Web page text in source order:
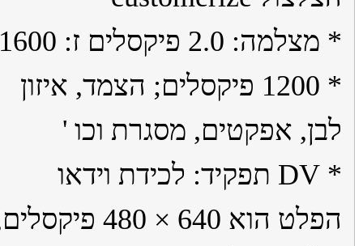
* מצלמה: 2.0 פיקסלים ז: 1600
* 1200 פיקסלים; הצמד, איזון
אפקטים, מסגרת וכו '
* DV תפקיד: לכידת וידאו
הפלט הוא 640 × 480 פיקסלים,